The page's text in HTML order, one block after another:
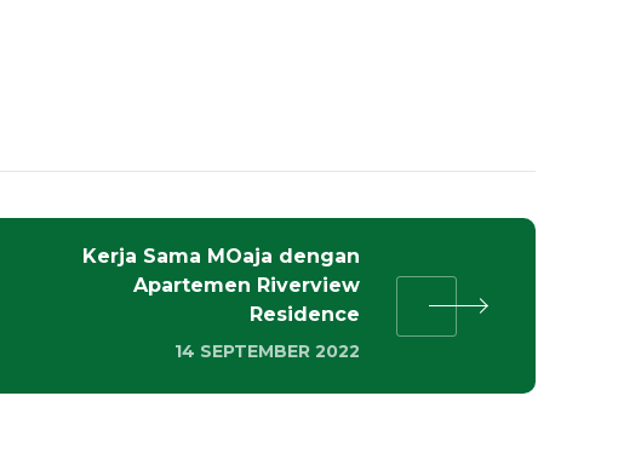
Kerja Sama MOaja dengan
Apartemen Riverview
Residence
14 SEPTEMBER 2022